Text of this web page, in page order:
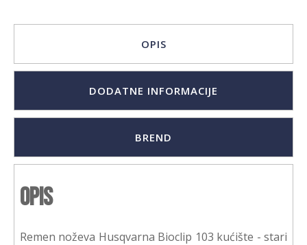
OPIS
DODATNE INFORMACIJE
BREND
Opis
Remen noževa Husqvarna Bioclip 103 kućište - stari